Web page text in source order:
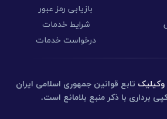
بازیابی رمز عبور
شرایط خدمات
درخواست خدمات
وکیلیک تابع قوانین جمهوری اسلامی ایران
برداری با ذکر منبع بلامانع است.